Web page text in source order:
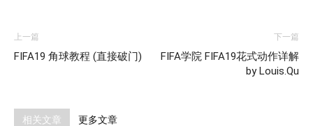
上一篇
FIFA19 角球教程 (直接破门)
下一篇
FIFA学院 FIFA19花式动作详解
by Louis.Qu
相关文章 更多文章